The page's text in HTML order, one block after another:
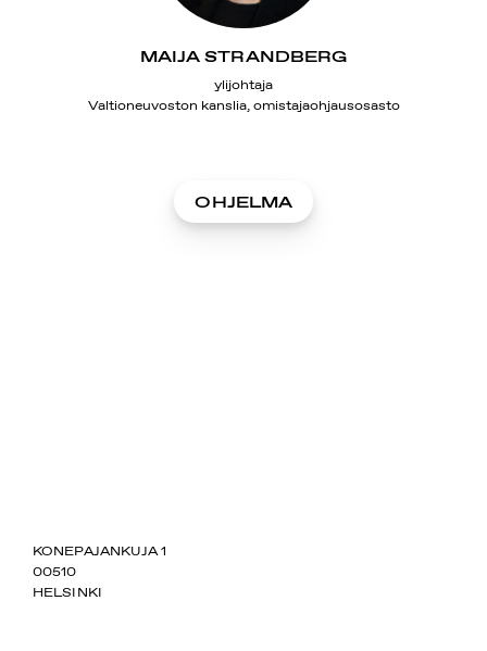
MAIJA STRANDBERG
ylijohtaja
Valtioneuvoston kanslia, omistajaohjausosasto
OHJELMA
SUOMIAREENA
KONEPAJANKUJA 1
00510
HELSINKI